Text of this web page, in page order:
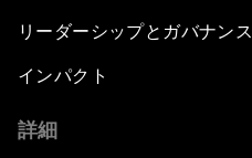
リーダーシップとガバナンス
インパクト
詳細